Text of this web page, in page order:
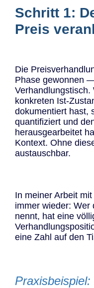
Schritt 1:
Preis
Die
Phase gewonnen
Verhandlungstisch.
konkreten Ist-
dokumentiert hast,
quantifiziert und
herausgearbeitet
Kontext. Ohne
austauschbar.
In meiner Arbeit
immer wieder: Wer
nennt, hat eine
eine Zahl auf den